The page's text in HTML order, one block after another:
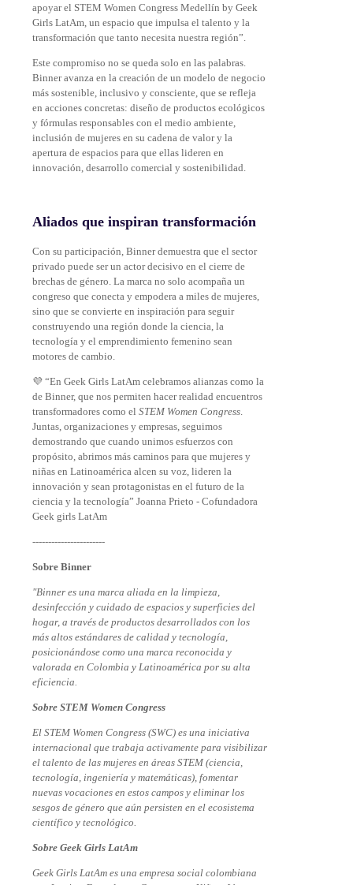
apoyar el STEM Women Congress Medellín by Geek
Girls LatAm, un espacio que impulsa el talento y la
transformación que tanto necesita nuestra región”.
Este compromiso no se queda solo en las palabras.
Binner avanza en la creación de un modelo de negocio
más sostenible, inclusivo y consciente, que se refleja
en acciones concretas: diseño de productos ecológicos
y fórmulas responsables con el medio ambiente,
inclusión de mujeres en su cadena de valor y la
apertura de espacios para que ellas lideren en
innovación, desarrollo comercial y sostenibilidad.
Aliados que inspiran transformación
Con su participación, Binner demuestra que el sector
privado puede ser un actor decisivo en el cierre de
brechas de género. La marca no solo acompaña un
congreso que conecta y empodera a miles de mujeres,
sino que se convierte en inspiración para seguir
construyendo una región donde la ciencia, la
tecnología y el emprendimiento femenino sean
motores de cambio.
💜 “En Geek Girls LatAm celebramos alianzas como la
de Binner, que nos permiten hacer realidad encuentros
transformadores como el STEM Women Congress.
Juntas, organizaciones y empresas, seguimos
demostrando que cuando unimos esfuerzos con
propósito, abrimos más caminos para que mujeres y
niñas en Latinoamérica alcen su voz, lideren la
innovación y sean protagonistas en el futuro de la
ciencia y la tecnología” Joanna Prieto - Cofundadora
Geek girls LatAm
-----------------------
Sobre Binner
"Binner es una marca aliada en la limpieza,
desinfección y cuidado de espacios y superficies del
hogar, a través de productos desarrollados con los
más altos estándares de calidad y tecnología,
posicionándose como una marca reconocida y
valorada en Colombia y Latinoamérica por su alta
eficiencia.
Sobre STEM Women Congress
El STEM Women Congress (SWC) es una iniciativa
internacional que trabaja activamente para visibilizar
el talento de las mujeres en áreas STEM (ciencia,
tecnología, ingeniería y matemáticas), fomentar
nuevas vocaciones en estos campos y eliminar los
sesgos de género que aún persisten en el ecosistema
científico y tecnológico.
Sobre Geek Girls LatAm
Geek Girls LatAm es una empresa social colombiana